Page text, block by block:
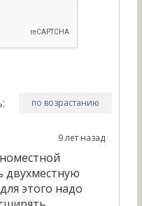
по возрастанию
9 лет назад
двухместную
этого надо